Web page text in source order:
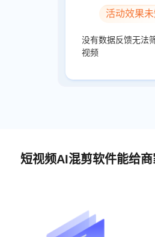
活动效果未
没有数据反馈无法
视频
短视频AI混剪软件能给商